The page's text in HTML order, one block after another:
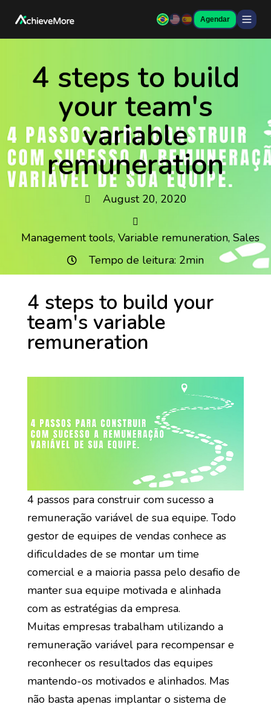
Agendar
4 steps to build
your team's
variable
remuneration
August 20, 2020
Management tools, Variable remuneration, Sales
Tempo de leitura: 2min
4 steps to build your
team's variable
remuneration
4 passos para construir com sucesso a
remuneração variável de sua equipe. Todo
gestor de equipes de vendas conhece as
dificuldades de se montar um time
comercial e a maioria passa pelo desafio de
manter sua equipe motivada e alinhada
com as estratégias da empresa.
Muitas empresas trabalham utilizando a
remuneração variável para recompensar e
reconhecer os resultados das equipes
mantendo-os motivados e alinhados. Mas
não basta apenas implantar o sistema de